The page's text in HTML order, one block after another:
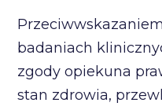
badaniach
zgody opiekuna
stan zdrowia,